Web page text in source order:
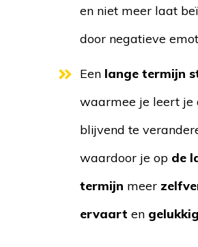
en niet meer laat
door negatieve
Een lange termijn
waarmee je leert je
blijvend te
waardoor je op de
termijn meer
ervaart en